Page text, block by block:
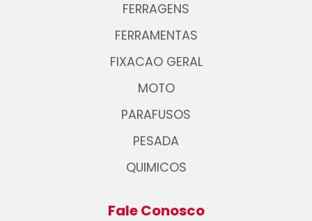
FERRAGENS
FERRAMENTAS
FIXACAO GERAL
MOTO
PARAFUSOS
PESADA
QUIMICOS
Fale Conosco